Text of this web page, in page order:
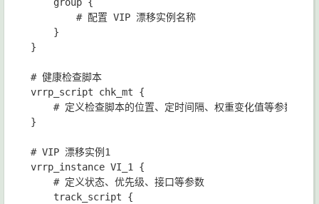
    group {
        # 配置 VIP 漂移实例名称
    }
}
# 健康检查脚本
vrrp_script chk_mt {
    # 定义检查脚本的位置、定时间隔、权重变化值等参数
}
# VIP 漂移实例1
vrrp_instance VI_1 {
    # 定义状态、优先级、接口等参数
    track_script {